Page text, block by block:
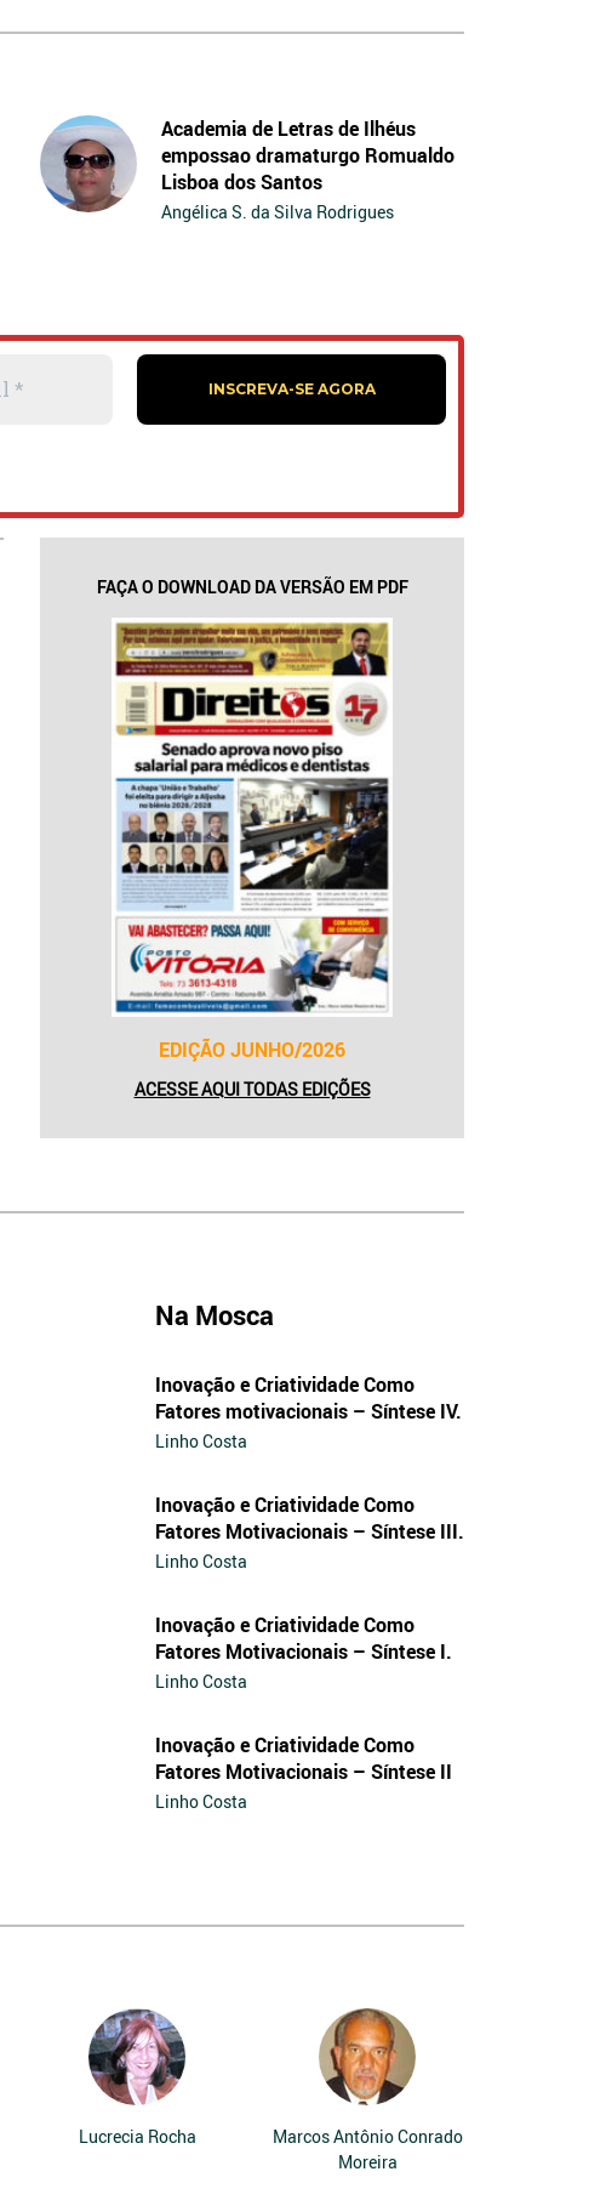
Academia de Letras de Ilhéus
empossao dramaturgo Romualdo
Lisboa dos Santos
Angélica S. da Silva Rodrigues
FAÇA O DOWNLOAD DA VERSÃO EM PDF
EDIÇÃO JUNHO/2026
ACESSE AQUI TODAS EDIÇÕES
Na Mosca
Inovação e Criatividade Como
Fatores motivacionais – Síntese IV.
Linho Costa
Inovação e Criatividade Como
Fatores Motivacionais – Síntese III.
Linho Costa
Inovação e Criatividade Como
Fatores Motivacionais – Síntese I.
Linho Costa
Inovação e Criatividade Como
Fatores Motivacionais – Síntese II
Linho Costa
Lucrecia Rocha
Marcos Antônio Conrado
Moreira